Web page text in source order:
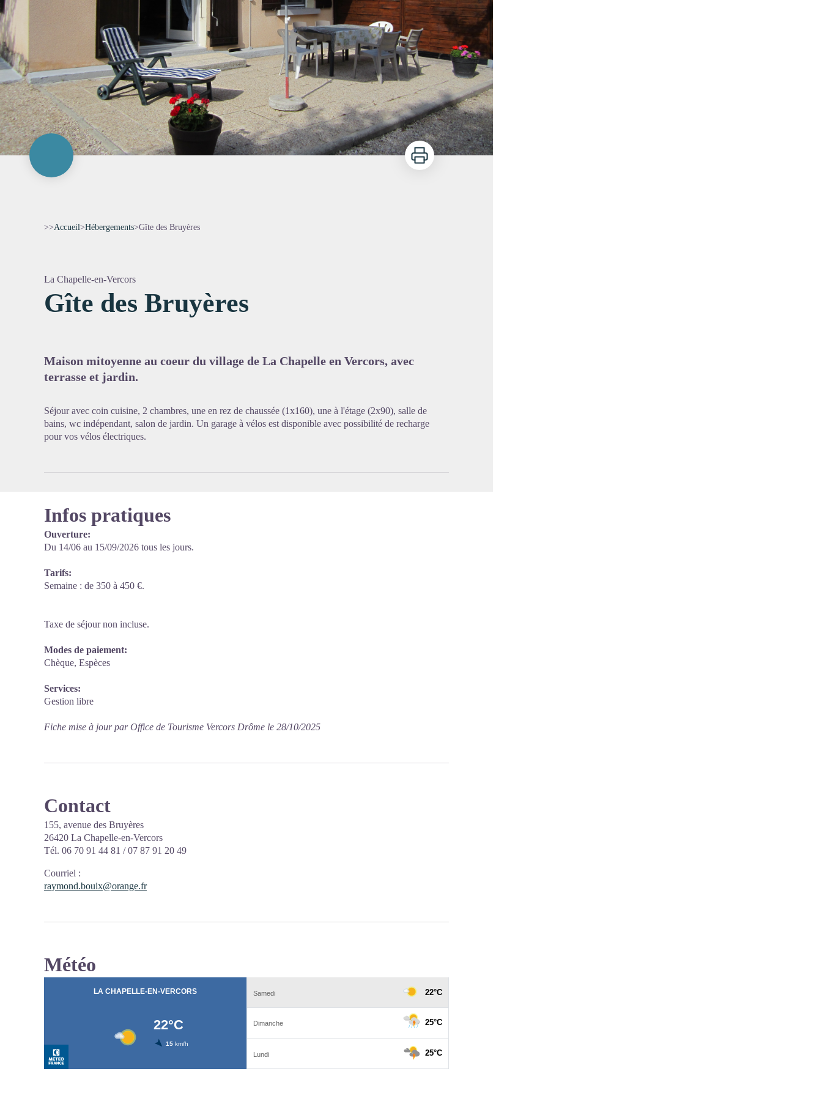
Imprimer
>>Accueil>Hébergements>Gîte des Bruyères
La Chapelle-en-Vercors
Gîte des Bruyères
Maison mitoyenne au coeur du village de La Chapelle en Vercors, avec
terrasse et jardin.
Séjour avec coin cuisine, 2 chambres, une en rez de chaussée (1x160), une à l'étage (2x90), salle de
bains, wc indépendant, salon de jardin. Un garage à vélos est disponible avec possibilité de recharge
pour vos vélos électriques.
Infos pratiques
Ouverture:
Du 14/06 au 15/09/2026 tous les jours.
Tarifs:
Semaine : de 350 à 450 €.
Taxe de séjour non incluse.
Modes de paiement:
Chèque, Espèces
Services:
Gestion libre
Fiche mise à jour par Office de Tourisme Vercors Drôme le 28/10/2025
Contact
155, avenue des Bruyères
26420 La Chapelle-en-Vercors
Tél. 06 70 91 44 81 / 07 87 91 20 49
Courriel :
raymond.bouix@orange.fr
Météo